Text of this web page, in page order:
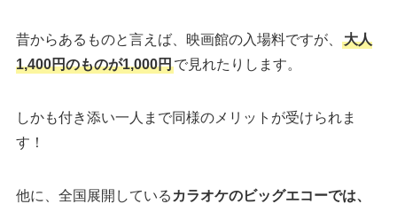
昔からあるものと言えば、映画館の入場料ですが、
大人
1,400円のものが1,000円で見れたりします。
しかも付き添い一人まで同様のメリットが受けられま
す！
他に、全国展開している カラオケのビッグエコーでは、